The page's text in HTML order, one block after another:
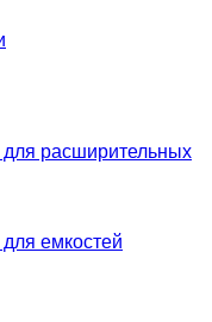
расширительных
емкостей